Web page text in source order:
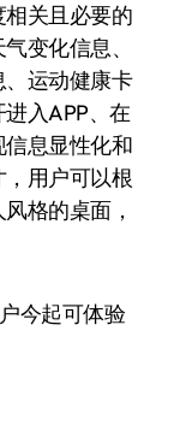
关且必要的
变化信息、
运动健康卡
入APP、在
息显性化和
用户可以根
格的桌面，